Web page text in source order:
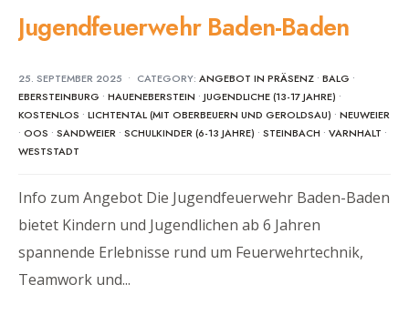
Jugendfeuerwehr Baden-Baden
25. SEPTEMBER 2025 • CATEGORY: ANGEBOT IN PRÄSENZ • BALG •
EBERSTEINBURG • HAUENEBERSTEIN •JUGENDLICHE (13-17 JAHRE) •
KOSTENLOS • LICHTENTAL (MIT OBERBEUERN UND GEROLDSAU) • NEUWEIER
• OOS • SANDWEIER • SCHULKINDER (6-13 JAHRE) • STEINBACH • VARNHALT •
WESTSTADT
Info zum Angebot Die Jugendfeuerwehr Baden-Baden
bietet Kindern und Jugendlichen ab 6 Jahren
spannende Erlebnisse rund um Feuerwehrtechnik,
Teamwork und...